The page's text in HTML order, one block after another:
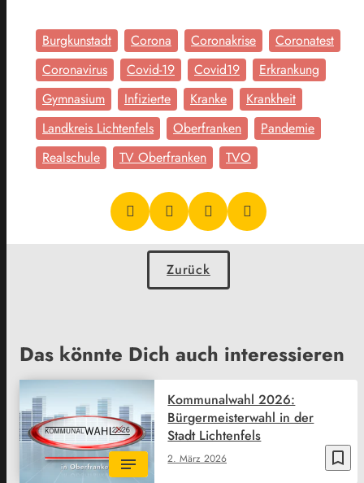
Burgkunstadt Corona Coronakrise
Coronatest
Coronavirus
Covid-19 Covid19
Erkrankung
Gymnasium
Infizierte Kranke
Krankheit
Landkreis Lichtenfels
Oberfranken
Pandemie
Realschule
TV Oberfranken TVO
Zurück
Das könnte Dich auch interessieren
bookmark_border
2. März 2026
Kommunalwahl 2026:
Bürgermeisterwahl in der
Stadt Lichtenfels